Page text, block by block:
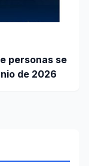
personas se
de 2026